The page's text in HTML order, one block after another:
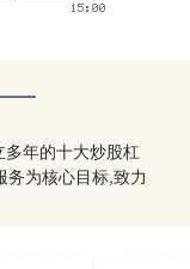
年的十大炒股杠
为核心目标,致力